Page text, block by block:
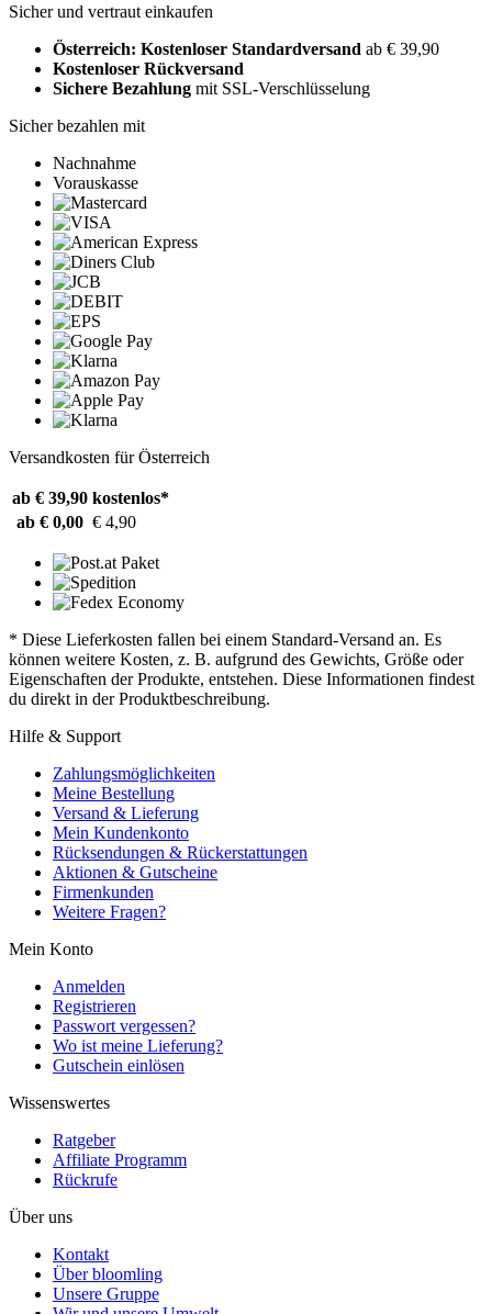
Sicher und vertraut einkaufen
Österreich: Kostenloser Standardversand ab € 39,90
Kostenloser Rückversand
Sichere Bezahlung mit SSL-Verschlüsselung
Sicher bezahlen mit
Nachnahme
Vorauskasse
Versandkosten für Österreich
ab € 39,90 kostenlos*
ab € 0,00 € 4,90
* Diese Lieferkosten fallen bei einem Standard-Versand an. Es
können weitere Kosten, z. B. aufgrund des Gewichts, Größe oder
Eigenschaften der Produkte, entstehen. Diese Informationen findest
du direkt in der Produktbeschreibung.
Hilfe & Support
Zahlungsmöglichkeiten
Meine Bestellung
Versand & Lieferung
Mein Kundenkonto
Rücksendungen & Rückerstattungen
Aktionen & Gutscheine
Firmenkunden
Weitere Fragen?
Mein Konto
Anmelden
Registrieren
Passwort vergessen?
Wo ist meine Lieferung?
Gutschein einlösen
Wissenswertes
Ratgeber
Affiliate Programm
Rückrufe
Über uns
Kontakt
Über bloomling
Unsere Gruppe